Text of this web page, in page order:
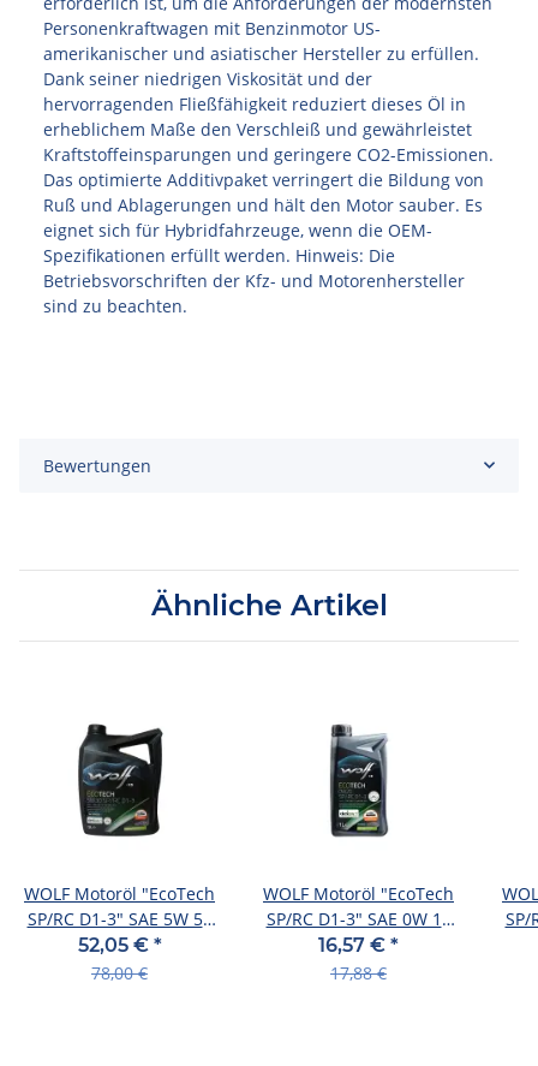
Personenkraftwagen mit Benzinmotor US-
amerikanischer und asiatischer Hersteller zu erfüllen.
Dank seiner niedrigen Viskosität und der
hervorragenden Fließfähigkeit reduziert dieses Öl in
erheblichem Maße den Verschleiß und gewährleistet
Kraftstoffeinsparungen und geringere CO2-Emissionen.
Das optimierte Additivpaket verringert die Bildung von
Ruß und Ablagerungen und hält den Motor sauber. Es
eignet sich für Hybridfahrzeuge, wenn die OEM-
Spezifikationen erfüllt werden. Hinweis: Die
Betriebsvorschriften der Kfz- und Motorenhersteller
sind zu beachten.
Bewertungen
Ähnliche Artikel
WOLF Motoröl "EcoTech
SP/RC D1-3" SAE 5W 5 l
Kanister
52,05 € *
78,00 €
WOLF Motoröl "EcoTech
SP/RC D1-3" SAE 0W 1 l
Flasche
16,57 € *
17,88 €
SP/